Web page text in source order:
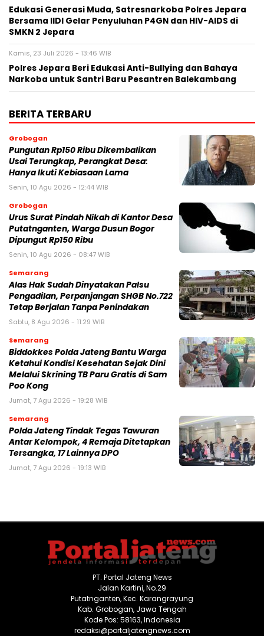
Edukasi Generasi Muda, Satresnarkoba Polres Jepara
Bersama IIDI Gelar Penyuluhan P4GN dan HIV-AIDS di
SMKN 2 Jepara
Kamis, 23 Juli 2026 - 13:46 WIB
Polres Jepara Beri Edukasi Anti-Bullying dan Bahaya
Narkoba untuk Santri Baru Pesantren Balekambang
BERITA TERBARU
Grobogan
Pungutan Rp150 Ribu Dikembalikan
Usai Terungkap, Perangkat Desa:
Hanya Ikuti Kebiasaan Lama
Senin, 10 Agu 2026 - 12:44 WIB
Grobogan
Urus Surat Pindah Nikah di Kantor Desa
Putatnganten, Warga Dusun Bogor
Dipungut Rp150 Ribu
Senin, 10 Agu 2026 - 08:47 WIB
Semarang
Alas Hak Sudah Dinyatakan Palsu
Pengadilan, Perpanjangan SHGB No.722
Tetap Berjalan Tanpa Penindakan
Sabtu, 8 Agu 2026 - 11:29 WIB
Semarang
Biddokkes Polda Jateng Bantu Warga
Ketahui Kondisi Kesehatan Sejak Dini
Melalui Skrining TB Paru Gratis di Sam
Poo Kong
Jumat, 7 Agu 2026 - 19:28 WIB
Semarang
Polda Jateng Tindak Tegas Tawuran
Antar Kelompok, 4 Remaja Ditetapkan
Tersangka, 17 Lainnya DPO
Jumat, 7 Agu 2026 - 19:13 WIB
PT. Portal Jateng News
Jalan Kartini, No.29
Putatnganten, Kec. Karangrayung
Kab. Grobogan, Jawa Tengah
Kode Pos: 58163, Indonesia
redaksi@portaljatengnews.com